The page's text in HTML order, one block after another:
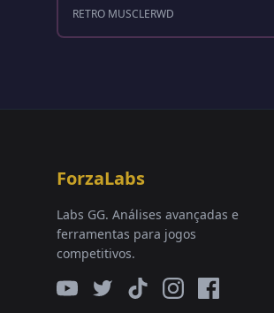
RETRO MUSCLERWD
ForzaLabs
Labs GG. Análises avançadas e
ferramentas para jogos
competitivos.